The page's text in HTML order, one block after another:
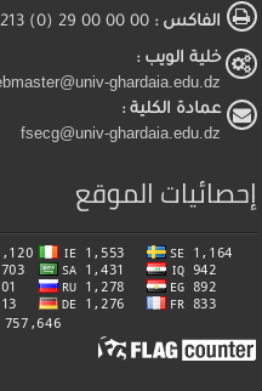
الفاكس : 00 00 00 29 (0) 213+
خلية الويب :
ghardaia.edu.dz
عمادة الكلية :
fsecg@univ-ghardaia.edu.dz
إحصائيات الموقع